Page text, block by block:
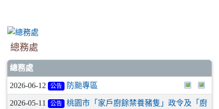
總務處
總務處
2026-06-12 公告 防颱專區
2026-05-11 公告
桃園市「家戶廚餘禁養豬隻」政令及「廚